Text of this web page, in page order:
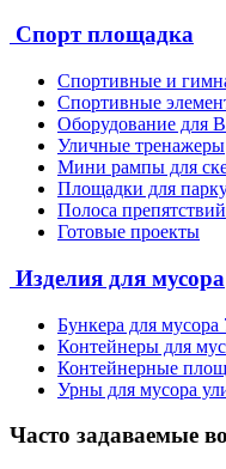
Спорт площадка
Спортивные и
Спортивные
Оборудование для
Уличные тренажеры
Мини рампы для
Площадки для
Полоса препятствий
Готовые проекты
Изделия для мусора
Бункера для
Контейнеры для
Контейнерные
Урны для мусора
Часто задаваемые